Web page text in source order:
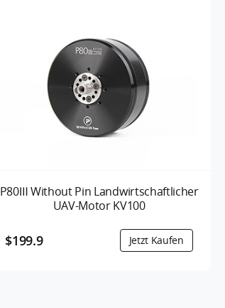
P80Ⅲ Without Pin Landwirtschaftlicher
UAV-Motor KV100
$199.9